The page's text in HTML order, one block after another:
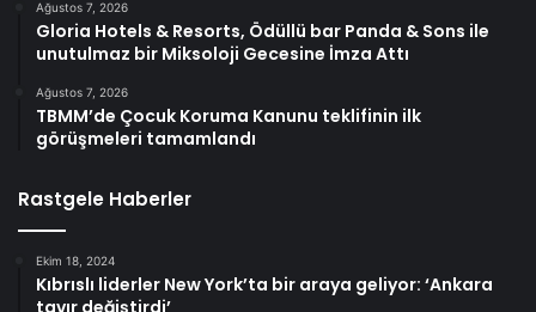
Ağustos 7, 2026
Gloria Hotels & Resorts, Ödüllü bar Panda & Sons ile
unutulmaz bir Miksoloji Gecesine İmza Attı
Ağustos 7, 2026
TBMM’de Çocuk Koruma Kanunu teklifinin ilk
görüşmeleri tamamlandı
Rastgele Haberler
Ekim 18, 2024
Kıbrıslı liderler New York’ta bir araya geliyor: ‘Ankara
tavır değiştirdi’